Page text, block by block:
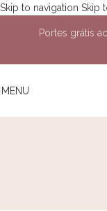
Skip to navigation Skip
Portes grátis
MENU